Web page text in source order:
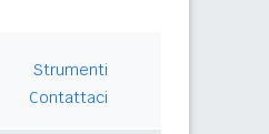
Strumenti
Contattaci